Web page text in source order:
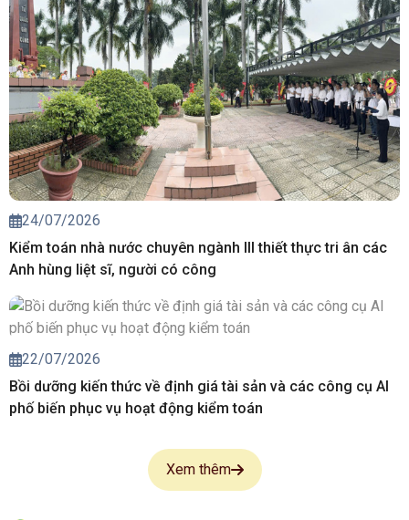
24/07/2026
Kiểm toán nhà nước chuyên ngành III thiết thực tri ân các
Anh hùng liệt sĩ, người có công
22/07/2026
Bồi dưỡng kiến thức về định giá tài sản và các công cụ AI
phố biến phục vụ hoạt động kiểm toán
Xem thêm